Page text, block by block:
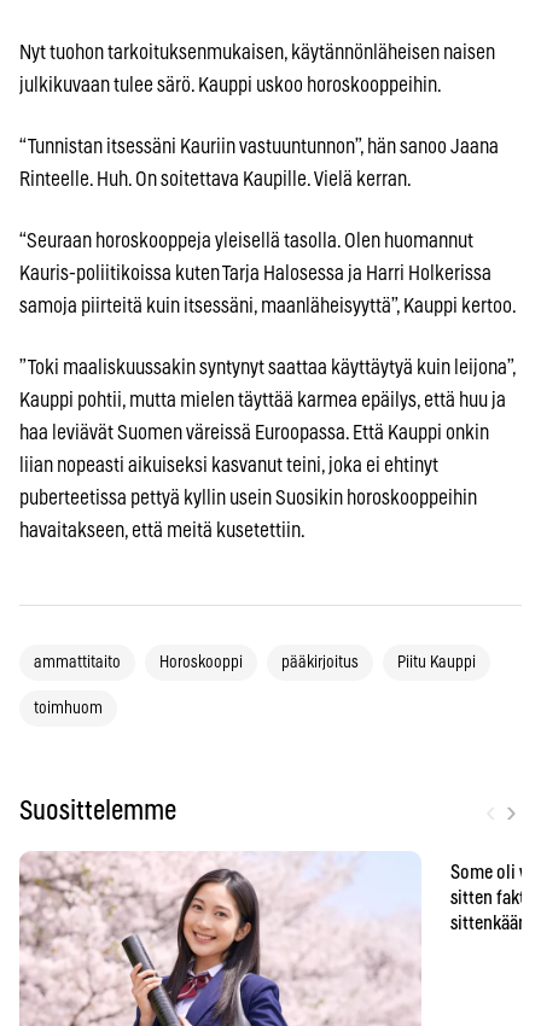
Nyt tuohon tarkoituksenmukaisen, käytännönläheisen naisen
julkikuvaan tulee särö. Kauppi uskoo horoskooppeihin.
“Tunnistan itsessäni Kauriin vastuuntunnon”, hän sanoo Jaana
Rinteelle. Huh. On soitettava Kaupille. Vielä kerran.
“Seuraan horos­kooppeja yleisellä tasolla. Olen huomannut
Kauris-poliitikoissa kuten Tarja Halosessa ja Harri Holkerissa
samoja piirteitä kuin itsessäni, maanläheisyyttä”, Kauppi kertoo.
”Toki maaliskuussakin syntynyt saattaa käyttäytyä kuin leijona”,
Kauppi pohtii, mutta mielen täyttää karmea epäilys, että huu ja
haa leviävät Suomen väreissä Euroopassa. Että Kauppi onkin
liian nopeasti aikuiseksi kasvanut teini, joka ei ehtinyt
puberteetissa pettyä kyllin usein Suosikin horoskooppeihin
havaitakseen, että meitä kusetettiin.
ammattitaito Horoskooppi pääkirjoitus Piitu Kauppi
toimhuom
Suosittelemme ›
Some oli
sitten
sittenkään